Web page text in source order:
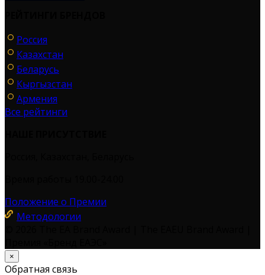
Россия
Казахстан
Беларусь
Кыргызстан
Армения
Все рейтинги
Положение о Премии
Методологии
×
Обратная связь